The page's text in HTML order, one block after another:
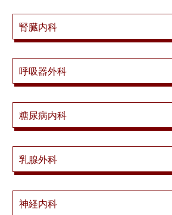
腎臓内科
呼吸器外科
糖尿病内科
乳腺外科
神経内科